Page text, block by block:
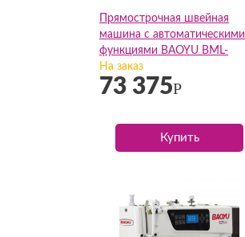
Прямострочная швейная
машина с автоматическими
функциями BAOYU BML-
288ZS(Комплект)
На заказ
73 375Р
Купить